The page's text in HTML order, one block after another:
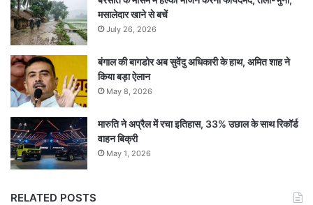
मसालेदार खाने से बचें
July 26, 2026
बंगाल की बागडोर अब सुवेंदु अधिकारी के हाथ, अमित शाह ने
किया बड़ा ऐलान
May 8, 2026
मारुति ने अप्रैल में रचा इतिहास, 33% उछाल के साथ रिकॉर्ड
वाहन बिक्री
May 1, 2026
RELATED POSTS